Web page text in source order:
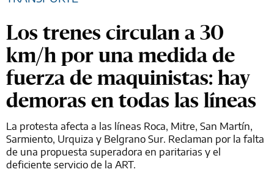
Los trenes circulan a 30
km/h por una medida de
fuerza de maquinistas: hay
demoras en todas las líneas
La protesta afecta a las líneas Roca, Mitre, San Martín,
Sarmiento, Urquiza y Belgrano Sur. Reclaman por la falta
de una propuesta superadora en paritarias y el
deficiente servicio de la ART.